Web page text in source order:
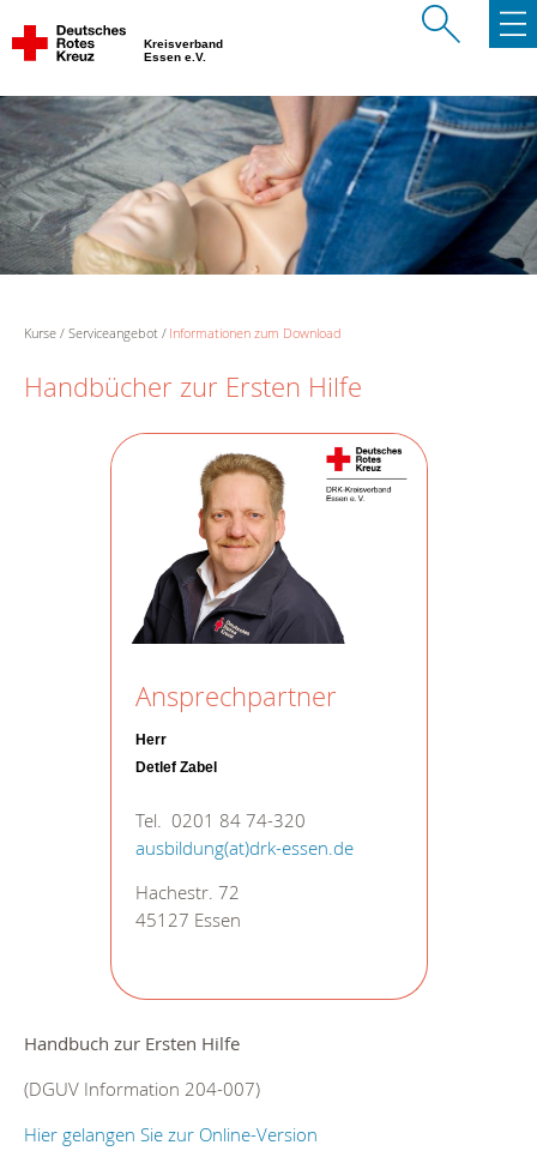
Kreisverband
Essen e.V.
Kurse Serviceangebot Informationen zum Download
Handbücher zur Ersten Hilfe
Ansprechpartner
Herr
Detlef Zabel
Tel. 0201 84 74-320
ausbildung(at)drk-essen.de
Hachestr. 72
45127 Essen
Handbuch zur Ersten Hilfe
(DGUV Information 204-007)
Hier gelangen Sie zur Online-Version